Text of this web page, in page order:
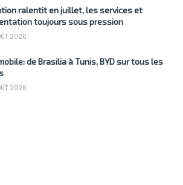
ralentit en juillet, les services et
toujours sous pression
2026
de Brasilia à Tunis, BYD sur tous les
2026